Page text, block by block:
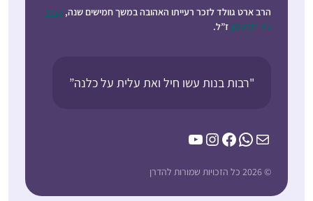
הרב ארט גוולד לזכר רעייתו האהובה במשך חמישים שנה, קרול
ג’וי רובינסון ז”ל.
"רבות בנות עשו חיל ואת עלית על כלנה”
Mail
WhatsApp
Facebook
Instagram
YouTube
© 2026 כל הזכויות שמורות להדרן